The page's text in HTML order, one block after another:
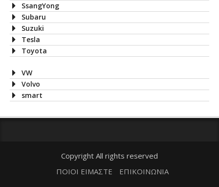
SsangYong
Subaru
Suzuki
Tesla
Toyota
VW
Volvo
smart
Copyright All rights reserved
ΠΟΙΟΙ ΕΙΜΑΣΤΕ
ΕΠΙΚΟΙΝΩΝΙΑ